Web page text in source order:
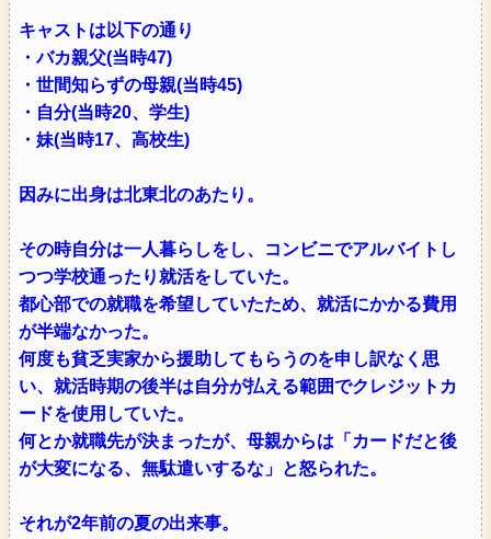
キャストは以下の通り
・バカ親父(当時47)
・世間知らずの母親(当時45)
・自分(当時20、学生)
・妹(当時17、高校生)
因みに出身は北東北のあたり。
その時自分は一人暮らしをし、コンビニでアルバイトし
つつ学校通ったり就活をしていた。
都心部での就職を希望していたため、就活にかかる費用
が半端なかった。
何度も貧乏実家から援助してもらうのを申し訳なく思
い、就活時期の後半は自分が払える範囲でクレジットカ
ードを使用していた。
何とか就職先が決まったが、母親からは「カードだと後
が大変になる、無駄遣いするな」と怒られた。
それが2年前の夏の出来事。